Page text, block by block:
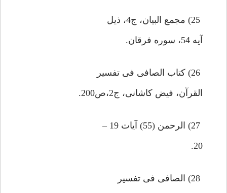
آيه 54، سوره فرقان.
القرآن، فيض كاشانى، ج2،ص200.
20.